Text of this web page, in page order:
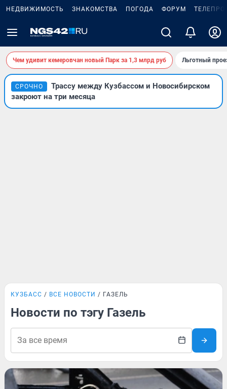
НЕДВИЖИМОСТЬ ЗНАКОМСТВА ПОГОДА ФОРУМ
Чем удивит кемеровчан новый Парк за 1,3 млрд руб Льготный
СРОЧНО
Трассу между Кузбассом и Новосибирском
закроют на три месяца
КУЗБАСС ВСЕ НОВОСТИ ГАЗЕЛЬ
Новости по тэгу Газель